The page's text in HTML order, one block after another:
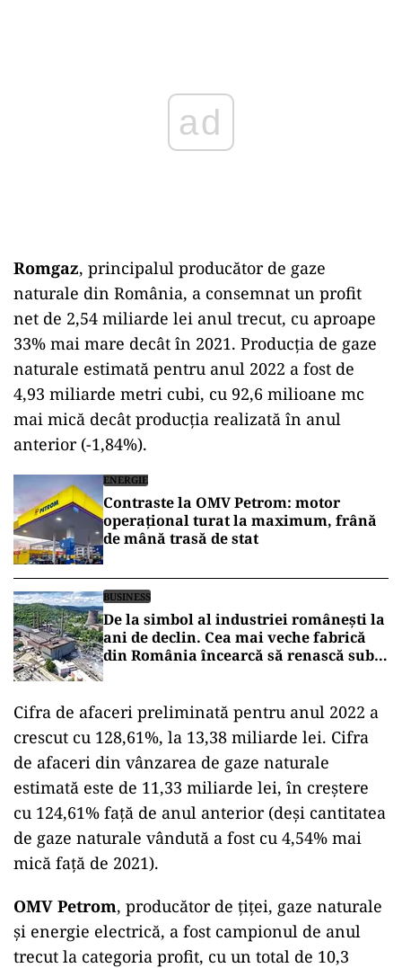
Romgaz, principalul producător de gaze
naturale din România, a consemnat un profit
net de 2,54 miliarde lei anul trecut, cu aproape
33% mai mare decât în 2021. Producţia de gaze
naturale estimată pentru anul 2022 a fost de
4,93 miliarde metri cubi, cu 92,6 milioane mc
mai mică decât producţia realizată în anul
anterior (-1,84%).
ENERGIE
Contraste la OMV Petrom: motor
operațional turat la maximum, frână
de mână trasă de stat
BUSINESS
De la simbol al industriei românești la
ani de declin. Cea mai veche fabrică
din România încearcă să renască sub
Cifra de afaceri preliminată pentru anul 2022 a
crescut cu 128,61%, la 13,38 miliarde lei. Cifra
de afaceri din vânzarea de gaze naturale
estimată este de 11,33 miliarde lei, în creştere
cu 124,61% faţă de anul anterior (deși cantitatea
de gaze naturale vândută a fost cu 4,54% mai
mică faţă de 2021).
OMV Petrom, producător de țiței, gaze naturale
și energie electrică, a fost campionul de anul
trecut la categoria profit, cu un total de 10,3